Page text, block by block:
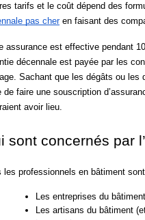
tarifs et le coût dépend des
pas cher en faisant des
assurance est effective pendant
décennale est payée par les
Sachant que les dégâts ou les
de faire une souscription
avoir lieu.
sont concernés par
les professionnels en bâtiment
Les entreprises du
Les artisans du bâtiment